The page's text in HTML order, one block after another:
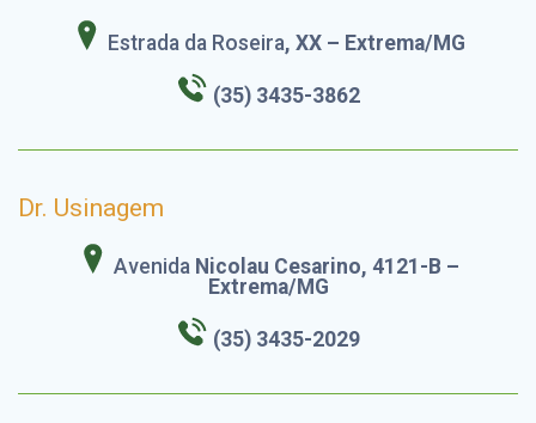
Estrada da Roseira, XX – Extrema/MG
(35) 3435-3862
Dr. Usinagem
Avenida Nicolau Cesarino, 4121-B –
Extrema/MG
(35) 3435-2029